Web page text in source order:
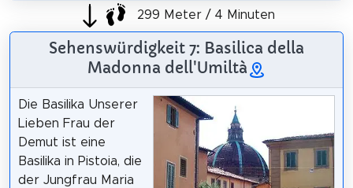
299 Meter / 4 Minuten
Sehenswürdigkeit 7: Basilica della
Madonna dell'Umiltà
Die Basilika Unserer
Lieben Frau der
Demut ist eine
Basilika in Pistoia, die
der Jungfrau Maria